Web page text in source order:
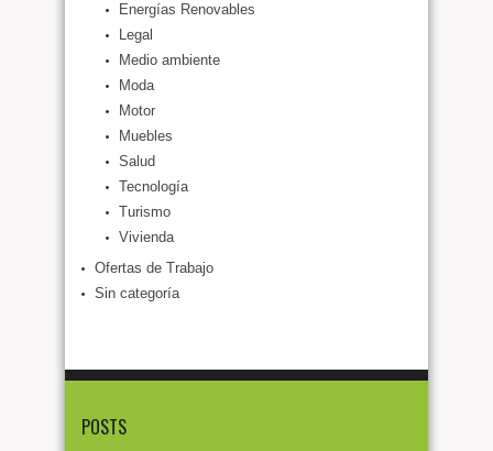
Energías Renovables
Legal
Medio ambiente
Moda
Motor
Muebles
Salud
Tecnología
Turismo
Vivienda
Ofertas de Trabajo
Sin categoría
POSTS